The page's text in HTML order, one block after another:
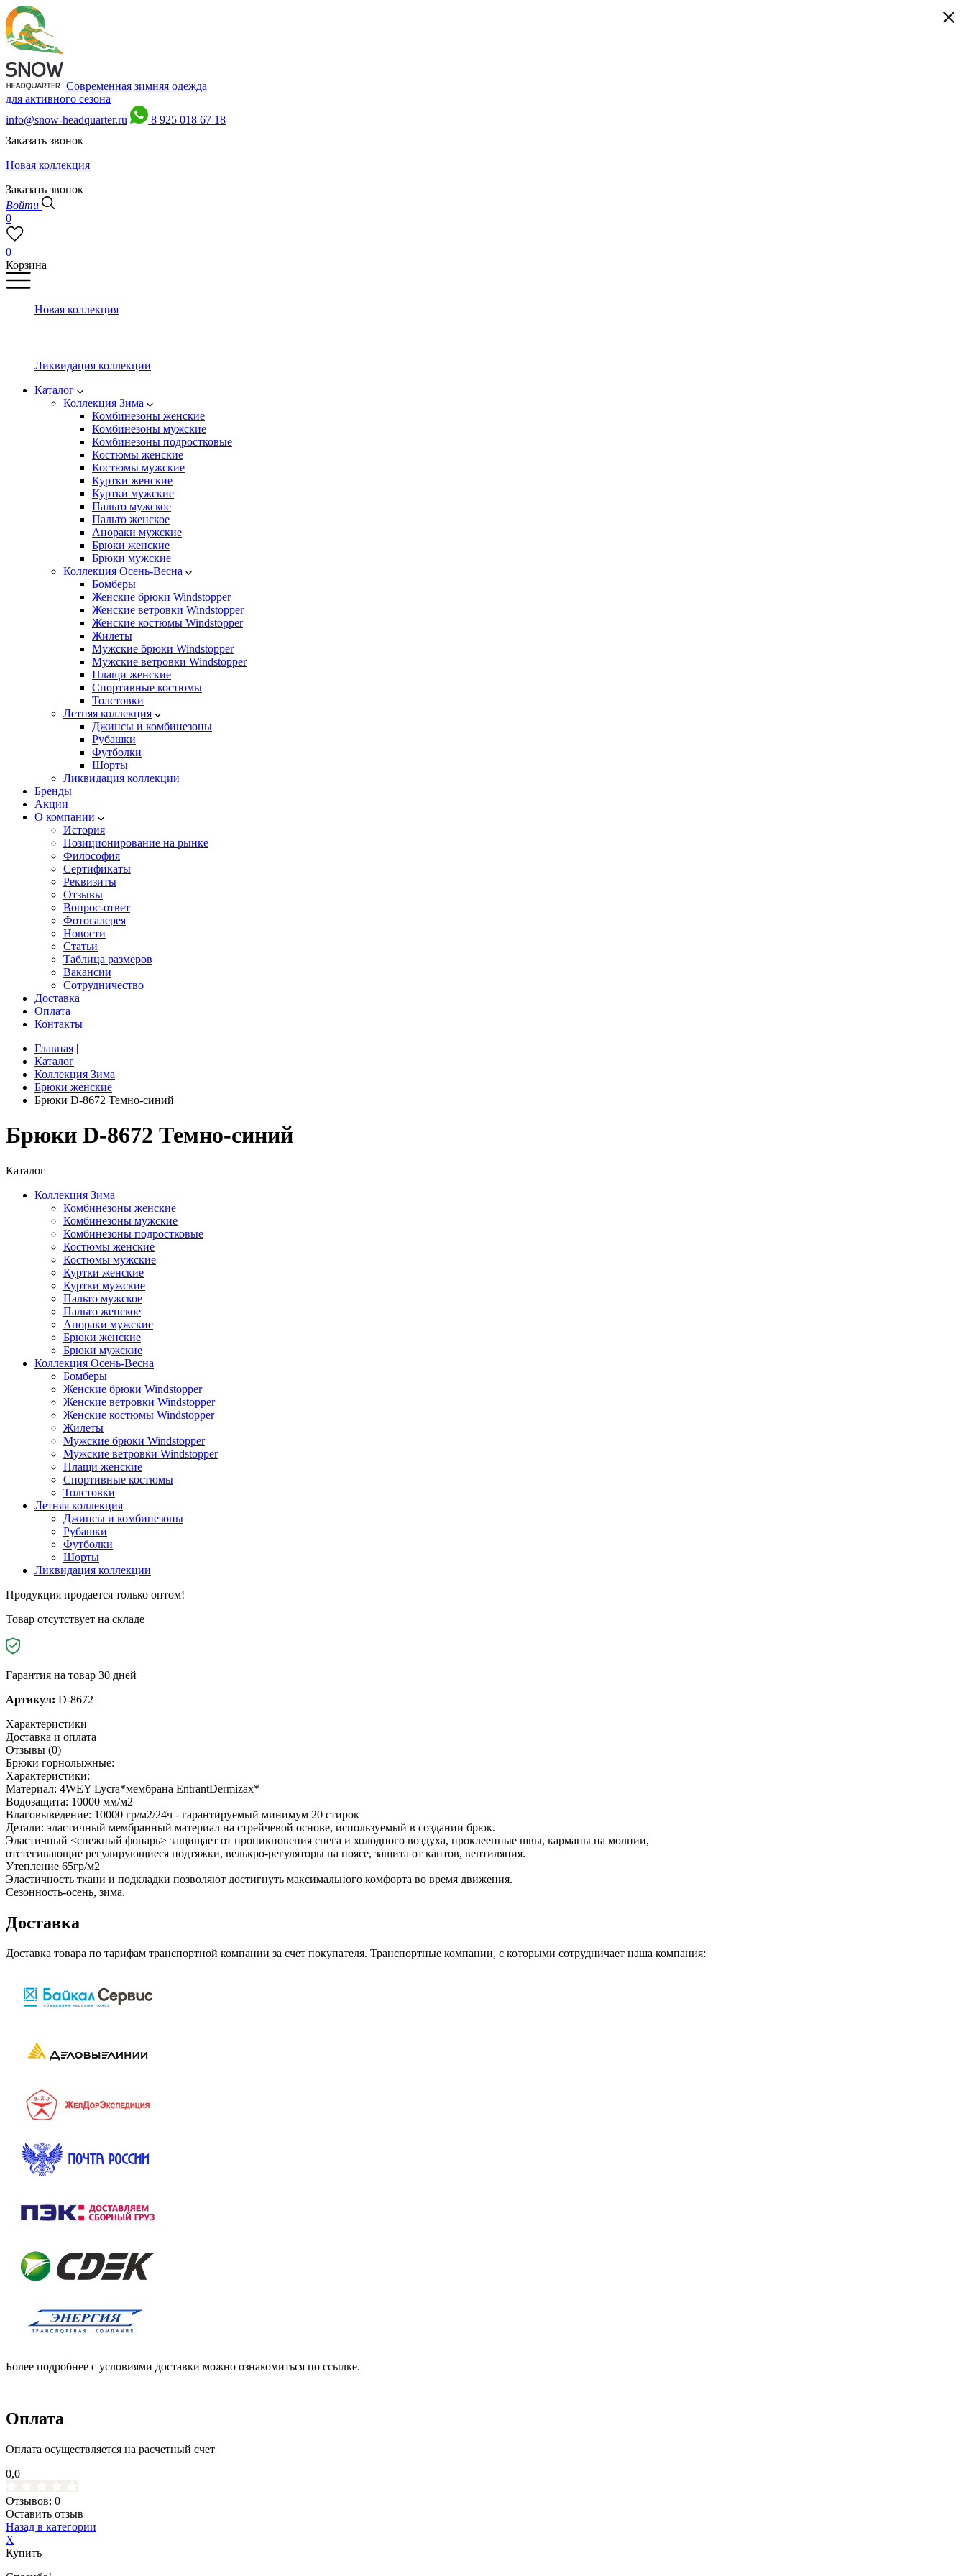
Современная зимняя одежда
для активного сезона
info@snow-headquarter.ru
8 925 018 67 18
Заказать звонок
Новая коллекция
Заказать звонок
Войти
0
0
Корзина
Новая коллекция
Ликвидация коллекции
Каталог
Коллекция Зима
Комбинезоны женские
Комбинезоны мужские
Комбинезоны подростковые
Костюмы женские
Костюмы мужские
Куртки женские
Куртки мужские
Пальто мужское
Пальто женское
Анораки мужские
Брюки женские
Брюки мужские
Коллекция Осень-Весна
Бомберы
Женские брюки Windstopper
Женские ветровки Windstopper
Женские костюмы Windstopper
Жилеты
Мужские брюки Windstopper
Мужские ветровки Windstopper
Плащи женские
Спортивные костюмы
Толстовки
Летняя коллекция
Джинсы и комбинезоны
Рубашки
Футболки
Шорты
Ликвидация коллекции
Бренды
Акции
О компании
История
Позиционирование на рынке
Философия
Сертификаты
Реквизиты
Отзывы
Вопрос-ответ
Фотогалерея
Новости
Статьи
Таблица размеров
Вакансии
Сотрудничество
Доставка
Оплата
Контакты
Главная |
Каталог |
Коллекция Зима |
Брюки женские |
Брюки D-8672 Темно-синий
Брюки D-8672 Темно-синий
Каталог
Коллекция Зима
Комбинезоны женские
Комбинезоны мужские
Комбинезоны подростковые
Костюмы женские
Костюмы мужские
Куртки женские
Куртки мужские
Пальто мужское
Пальто женское
Анораки мужские
Брюки женские
Брюки мужские
Коллекция Осень-Весна
Бомберы
Женские брюки Windstopper
Женские ветровки Windstopper
Женские костюмы Windstopper
Жилеты
Мужские брюки Windstopper
Мужские ветровки Windstopper
Плащи женские
Спортивные костюмы
Толстовки
Летняя коллекция
Джинсы и комбинезоны
Рубашки
Футболки
Шорты
Ликвидация коллекции
Продукция продается только оптом!
Товар отсутствует на складе
Гарантия на товар 30 дней
Артикул: D-8672
Характеристики
Доставка и оплата
Отзывы (0)
Брюки горнолыжные:
Характеристики:
Материал: 4WEY Lycra*мембрана EntrantDermizax*
Водозащита: 10000 мм/м2
Влаговыведение: 10000 гр/м2/24ч - гарантируемый минимум 20 стирок
Детали: эластичный мембранный материал на стрейчевой основе, используемый в создании брюк.
Эластичный <снежный фонарь> защищает от проникновения снега и холодного воздуха, проклеенные швы, карманы на молнии,
отстегивающие регулирующиеся подтяжки, велькро-регуляторы на поясе, защита от кантов, вентиляция.
Утепление 65гр/м2
Эластичность ткани и подкладки позволяют достигнуть максимального комфорта во время движения.
Сезонность-осень, зима.
Доставка
Доставка товара по тарифам транспортной компании за счет покупателя. Транспортные компании, с которыми сотрудничает наша компания:
Более подробнее с условиями доставки можно ознакомиться по ссылке.
Оплата
Оплата осуществляется на расчетный счет
0,0
Отзывов: 0
Оставить отзыв
Назад в категории
X
Купить